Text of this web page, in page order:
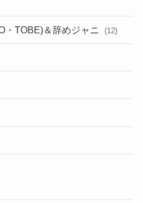
・TOBE)＆辞めジャニ (12)